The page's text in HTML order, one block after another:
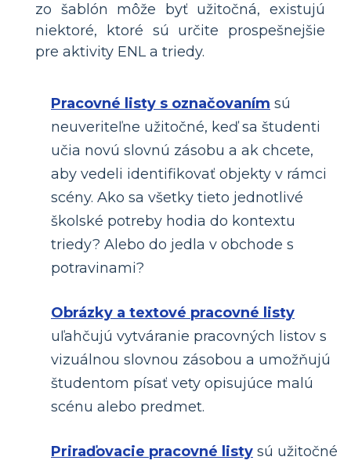
zo šablón môže byť užitočná, existujú
niektoré, ktoré sú určite prospešnejšie
pre aktivity ENL a triedy.
Pracovné listy s označovaním sú
neuveriteľne užitočné, keď sa študenti
učia novú slovnú zásobu a ak chcete,
aby vedeli identifikovať objekty v rámci
scény. Ako sa všetky tieto jednotlivé
školské potreby hodia do kontextu
triedy? Alebo do jedla v obchode s
potravinami?
Obrázky a textové pracovné listy
uľahčujú vytváranie pracovných listov s
vizuálnou slovnou zásobou a umožňujú
študentom písať vety opisujúce malú
scénu alebo predmet.
Priraďovacie pracovné listy sú užitočné